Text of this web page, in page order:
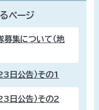
ページ
集について（地
日公告）その1
日公告）その2